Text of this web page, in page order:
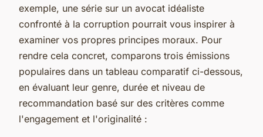
exemple, une série sur un avocat idéaliste
confronté à la corruption pourrait vous inspirer à
examiner vos propres principes moraux. Pour
rendre cela concret, comparons trois émissions
populaires dans un tableau comparatif ci-dessous,
en évaluant leur genre, durée et niveau de
recommandation basé sur des critères comme
l'engagement et l'originalité :